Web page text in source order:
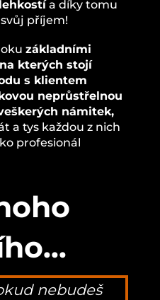
a díky tomu
příjem!
základními
kterých stojí
s klientem
neprůstřelnou
námitek,
a tys každou z nich
profesionál
nebudeš